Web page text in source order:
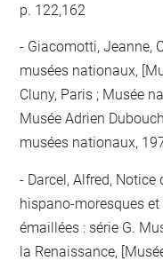
p. 122,162
Giacomotti, Jeanne,
musées nationaux,
Cluny, Paris ; Musée
Musée Adrien
musées nationaux,
Darcel, Alfred,
hispano-moresques
émaillées : série G.
la Renaissance,